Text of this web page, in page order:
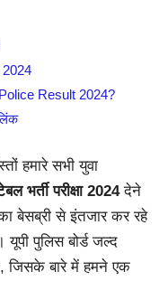
2024
Result 2024?
हमारे सभी युवा
भर्ती परीक्षा 2024देने
बेसब्री से इंतजार कर रहे
पुलिस बोर्ड जल्द
जिसके बारे में हमने एक